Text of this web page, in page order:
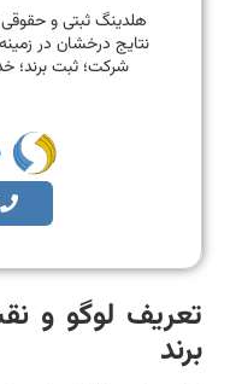
نتایج درخشان در
شرکت؛ ثبت برند؛
تعریف لوگو و
برند